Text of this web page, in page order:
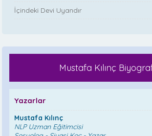
İçindeki Devi Uyandır
Mustafa Kılınç
Yazarlar
Mustafa Kılınç
NLP Uzman Eğitimcisi